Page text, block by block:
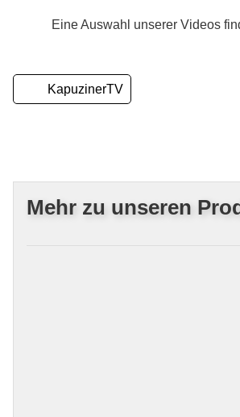
Eine Auswahl unserer Videos
KapuzinerTV
Mehr zu unseren